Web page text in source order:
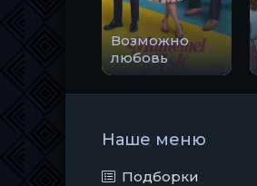
Возможно
любовь
Наше меню
Подборки